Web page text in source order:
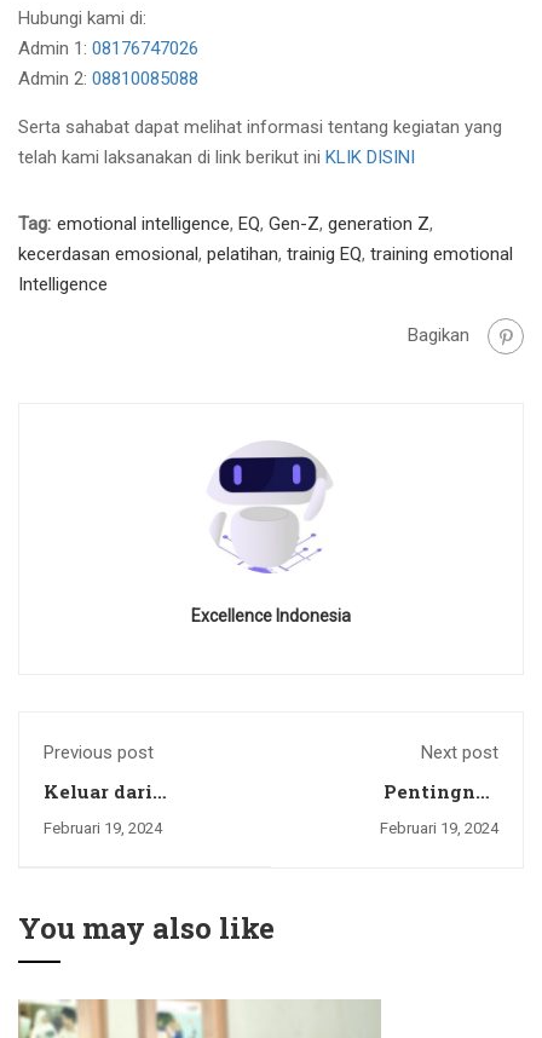
Hubungi kami di:
Admin 1: 08176747026
Admin 2: 08810085088
Serta sahabat dapat melihat informasi tentang kegiatan yang
telah kami laksanakan di link berikut ini KLIK DISINI
Tag: emotional intelligence, EQ, Gen-Z, generation Z,
kecerdasan emosional, pelatihan, trainig EQ, training emotional
Intelligence
Bagikan
Excellence Indonesia
Previous post
Keluar dari
Solusi untuk
Anda
Februari 19, 2024
Next post
Pentingnya
BNSP Bidang
Februari 19, 2024
You may also like